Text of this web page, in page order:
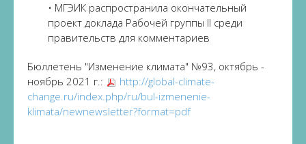
• МГЭИК распространила окончательный
проект доклада Рабочей группы II среди
правительств для комментариев
Бюллетень "Изменение климата" №93, октябрь -
ноябрь 2021 г.:
http://global-climate-
change.ru/index.php/ru/bul-izmenenie-
klimata/newnewsletter?format=pdf